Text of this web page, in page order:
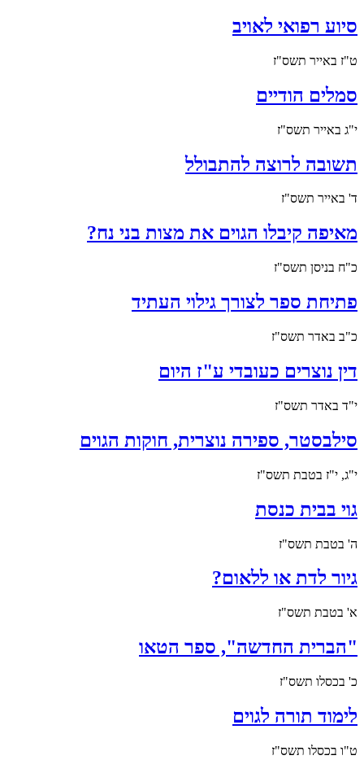
סיוע רפואי לאויב
ט"ז באייר תשס"ז
סמלים הודיים
י"ג באייר תשס"ז
תשובה לרוצה להתבולל
ד' באייר תשס"ז
מאיפה קיבלו הגוים את מצות בני נח?
כ"ח בניסן תשס"ז
פתיחת ספר לצורך גילוי העתיד
כ"ב באדר תשס"ז
דין נוצרים כעובדי ע"ז היום
י"ד באדר תשס"ז
סילבסטר, ספירה נוצרית, חוקות הגוים
י"ג, י"ז בטבת תשס"ז
גוי בבית כנסת
ה' בטבת תשס"ז
גיור לדת או ללאום?
א' בטבת תשס"ז
"הברית החדשה", ספר הטאו
כ' בכסלו תשס"ז
לימוד תורה לגוים
ט"ו בכסלו תשס"ז